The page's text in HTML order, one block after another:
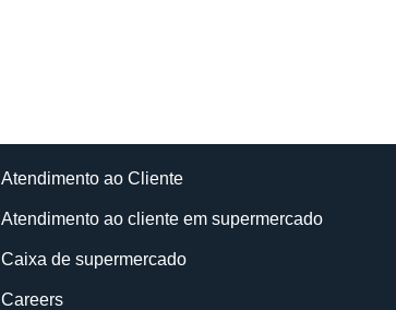
Atendimento ao Cliente
Atendimento ao cliente em supermercado
Caixa de supermercado
Careers